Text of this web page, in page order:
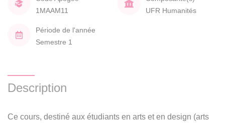
1MAAM11
UFR Humanités
Période de l'année
Semestre 1
Description
Ce cours, destiné aux étudiants en arts et en design (arts